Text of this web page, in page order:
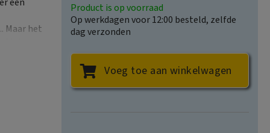
Maar het
Product is op voorraad
Op werkdagen voor 12:00 besteld, zelfde
dag verzonden
Voeg toe aan winkelwagen